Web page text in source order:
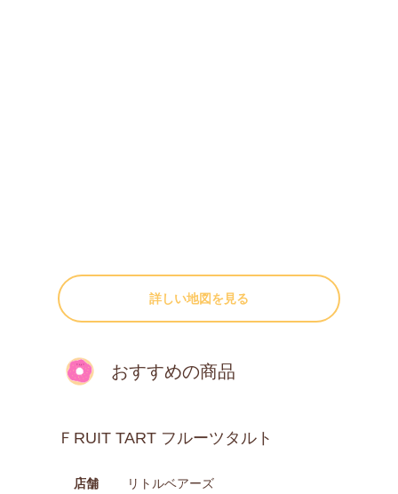
詳しい地図を見る
おすすめの商品
ＦRUIT TART フルーツタルト
店舗
リトルベアーズ